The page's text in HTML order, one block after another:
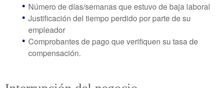
Número de días/semanas que estuvo de baja laboral
Justificación del tiempo perdido por parte de su
empleador
Comprobantes de pago que verifiquen su tasa de
compensación.